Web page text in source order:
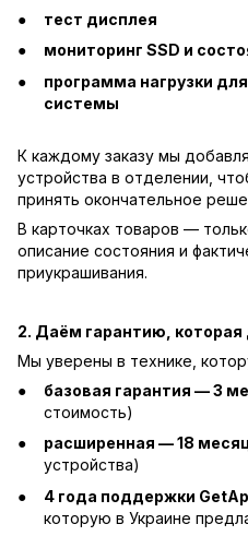
тест дисплея
мониторинг SSD и
программа нагрузки
системы
К каждому заказу мы
устройства в отделении,
принять окончательное
В карточках товаров —
описание состояния и
приукрашивания.
2. Даём гарантию, которая
Мы уверены в технике,
базовая гарантия — 3
стоимость)
расширенная — 18
устройства)
4 года поддержки
которую в Украине